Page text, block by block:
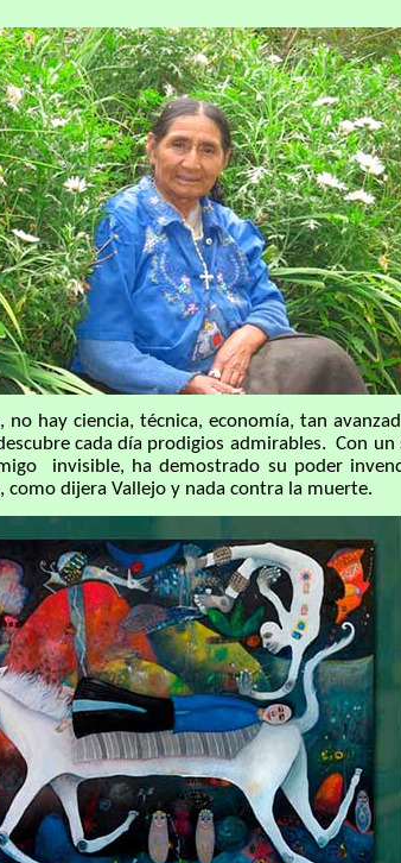
ciencia, técnica, economía, tan
cada día prodigios admirables. Con
invisible, ha demostrado su poder
como dijera Vallejo y nada contra la muerte.